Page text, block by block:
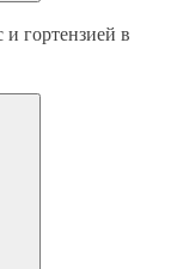
гортензией в